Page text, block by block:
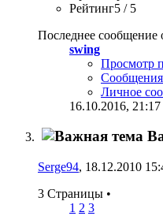
Рейтинг5 / 5
Последнее сообщение
swing
Просмотр
Личное
16.10.2016, 21:17
Serge94, 18.12.2010
3 Страницы •
1 2 3